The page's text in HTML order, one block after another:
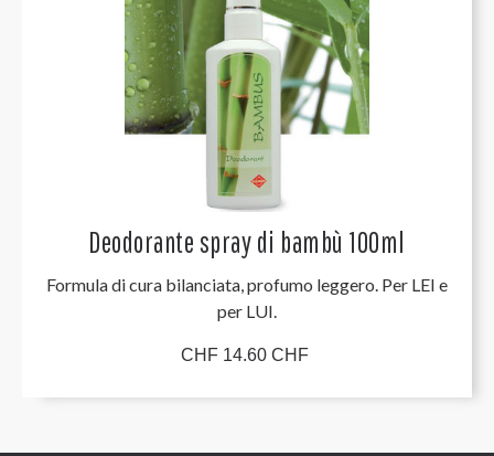
Deodorante spray di bambù 100ml
Formula di cura bilanciata, profumo leggero. Per LEI e
per LUI.
CHF 14.60 CHF